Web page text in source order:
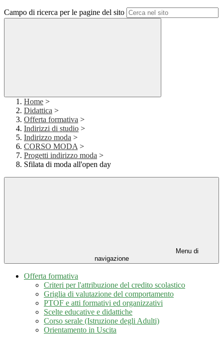
Campo di ricerca per le pagine del sito
Home >
Didattica >
Offerta formativa >
Indirizzi di studio >
Indirizzo moda >
CORSO MODA >
Progetti indirizzo moda >
Sfilata di moda all'open day
Menu di
navigazione
Offerta formativa
Criteri per l'attribuzione del credito scolastico
Griglia di valutazione del comportamento
PTOF e atti formativi ed organizzativi
Scelte educative e didattiche
Corso serale (Istruzione degli Adulti)
Orientamento in Uscita